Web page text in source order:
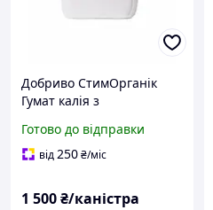
Добриво СтимОрганік
Гумат калія з
стимулятор для зернових,
10л
Готово до відправки
від250₴/міс
1 500₴/каністра